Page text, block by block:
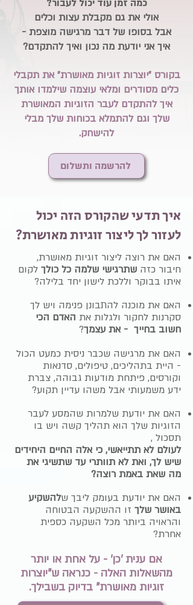
כמה זמן עוד יכול לעבור?
אולי את גם מקבלת עצות וכלים
אבל בסופו של דבר מרגישה מוצפת -
איך אני יודעת מה נכון ואיך להתקדם?
בקורס "יוצרות זוגיות מאושרת" את תקבלי
כלים מסודרים ומלאי עוצמה שילמדו אותך
איך להתקדם לעבר הזוגיות המאושרת
שלך וגם להתמלא בכוחות שלך מבלי
להישחק.
להרשמה ותשלום
איך תדעי שהקורס הזה יכול
לעזור לך ליצור זוגיות מאושרת?
האם את רוצה ליצור זוגיות מאושרת,
חיבור כזה שתרגישי שלמה כל כולך לקום
איתו בבוקר וללכת לישון יחד בלילה?
האם את מוכנה להתבונן פנימה ויש לך
סקרנות לחקור ולגלות את האדם הכי
חשוב בחייך - את עצמך?
האם את מרגישה שכבר ניסית כמעט הכול
- היית בתהליכים, טיפולים, סדנאות
וקורסים, פיתחת מודעות גבוהה, צברת
ידע משמעותי אבל משהו עדיין תקוע?
האם את יודעת שלמרות שהמסע לעבר
הזוגיות שלך הוא תהליך קשה ויש בו
תסכול ,
לעולם לא תתייאשי, כי אלה החיים היחידים
שיש לך, ואת לא תוותרי עד שתשיגי את
מה שאת באמת רוצה?
האם את יודעת בעומק ליבך שלהשקיע
באושר שלך זו ההשקעה הבטוחה
והראויה ביותר מכל השקעה כספית
אחרת?
אם ענית 'כן' - על אחת או יותר
מהשאלות האלה - כנראה ש"יוצרות
זוגיות מאושרת" בדיוק בשבילך.